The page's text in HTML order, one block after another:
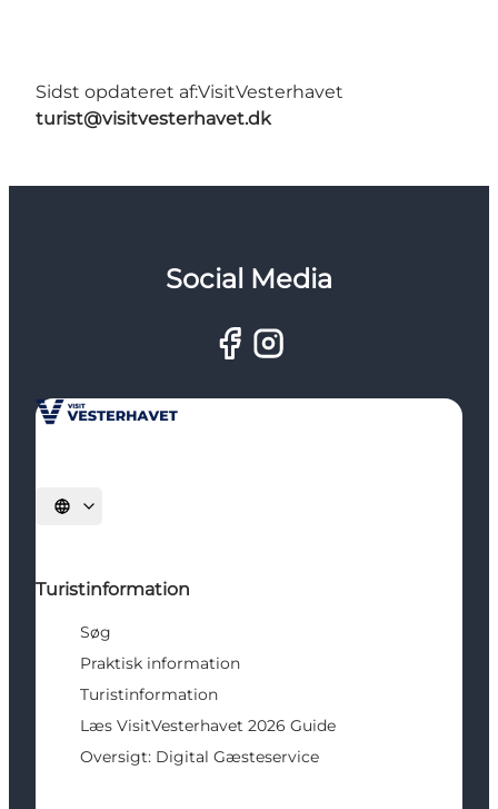
Sidst opdateret af:VisitVesterhavet
turist@visitvesterhavet.dk
Social Media
Vælg sprog
Turistinformation
Søg
Praktisk information
Turistinformation
Læs VisitVesterhavet 2026 Guide
Oversigt: Digital Gæsteservice